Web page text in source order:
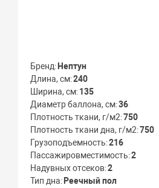
Бренд Нептун
Длина, см 240
Ширина, см 135
Диаметр баллона, см 36
Плотность ткани, г/м2 750
Плотность ткани дна, г/м2 750
Грузоподъемность 216
Пассажировместимость 2
Надувных отсеков 2
Тип дна Реечный пол